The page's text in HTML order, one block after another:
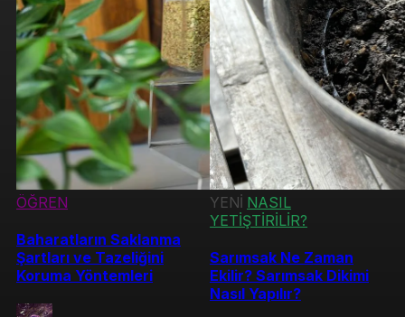
ÖĞREN
Baharatların Saklanma
Şartları ve Tazeliğini
Koruma Yöntemleri
YENİ NASIL
YETİŞTİRİLİR?
Sarımsak Ne Zaman
Ekilir? Sarımsak Dikimi
Nasıl Yapılır?